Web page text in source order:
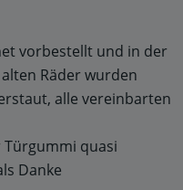
vorbestellt und in der
Räder wurden
alle vereinbarten
quasi
Danke